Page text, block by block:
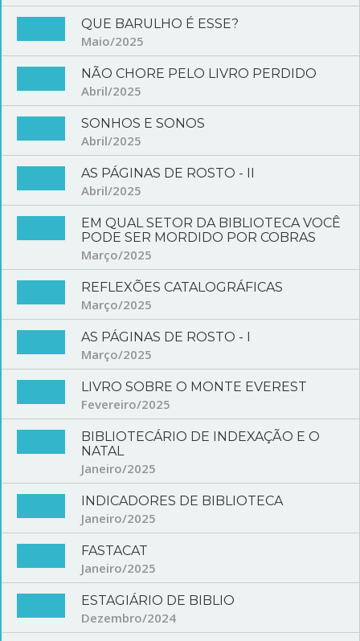
QUE BARULHO É ESSE?
Maio/2025
NÃO CHORE PELO LIVRO PERDIDO
Abril/2025
SONHOS E SONOS
Abril/2025
AS PÁGINAS DE ROSTO - II
Abril/2025
EM QUAL SETOR DA BIBLIOTECA VOCÊ
PODE SER MORDIDO POR COBRAS
Março/2025
REFLEXÕES CATALOGRÁFICAS
Março/2025
AS PÁGINAS DE ROSTO - I
Março/2025
LIVRO SOBRE O MONTE EVEREST
Fevereiro/2025
BIBLIOTECÁRIO DE INDEXAÇÃO E O
NATAL
Janeiro/2025
INDICADORES DE BIBLIOTECA
Janeiro/2025
FASTACAT
Janeiro/2025
ESTAGIÁRIO DE BIBLIO
Dezembro/2024